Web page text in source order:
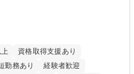
資格取得支援あり
勤務あり
経験者歓迎